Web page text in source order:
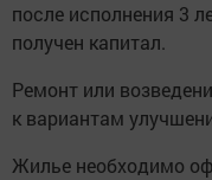
после исполнения 3
получен капитал.
Ремонт или
к вариантам
Жилье необходимо